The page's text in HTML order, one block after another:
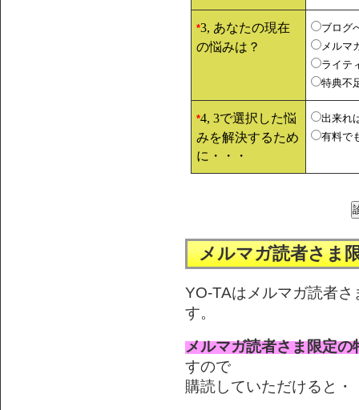
*3, あなたの現在
の悩みは？
ブログ
メルマ
ライテ
特典不
*4, 3で選択した悩
みを解決するため
に・・・
出来れ
有料で
メルマガ読者さま
YO-TAはメルマガ読者
す。
メルマガ読者さま限定の
すので
購読していただけると